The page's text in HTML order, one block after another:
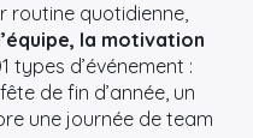
routine quotidienne,
la motivation
types d’événement :
de fin d’année, un
une journée de team